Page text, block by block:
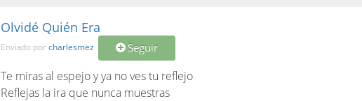
Olvidé Quién Era
Enviado por charlesmez Seguir
Te miras al espejo y ya no ves tu reflejo
Reflejas la ira que nunca muestras